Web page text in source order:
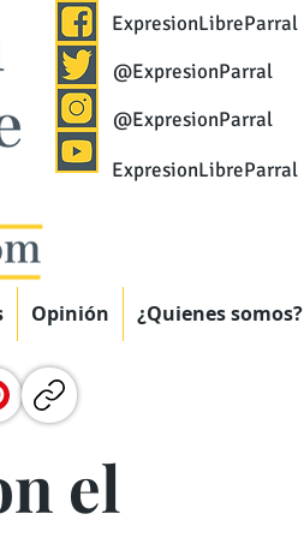
ExpresionLibreParral
@ExpresionParral
@ExpresionParral
ExpresionLibreParral
Opinión ¿Quienes somos?
el